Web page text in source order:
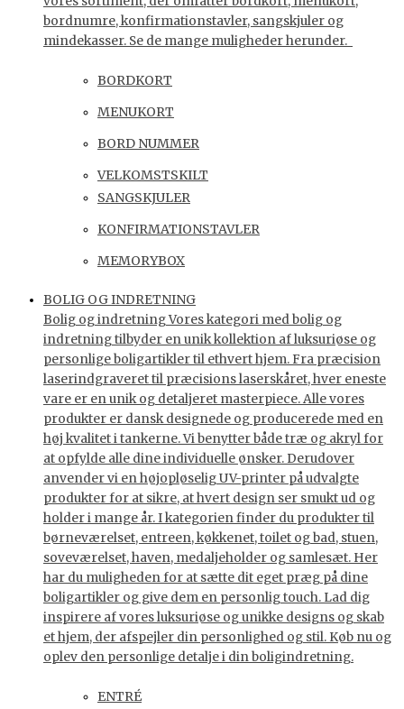
bordnumre, konfirmationstavler, sangskjuler og
mindekasser. Se de mange muligheder herunder.
BORDKORT
MENUKORT
BORD NUMMER
VELKOMSTSKILT
SANGSKJULER
KONFIRMATIONSTAVLER
MEMORYBOX
BOLIG OG INDRETNING
Bolig og indretning Vores kategori med bolig og
indretning tilbyder en unik kollektion af luksuriøse og
personlige boligartikler til ethvert hjem. Fra præcision
laserindgraveret til præcisions laserskåret, hver eneste
vare er en unik og detaljeret masterpiece. Alle vores
produkter er dansk designede og producerede med en
høj kvalitet i tankerne. Vi benytter både træ og akryl for
at opfylde alle dine individuelle ønsker. Derudover
anvender vi en højopløselig UV-printer på udvalgte
produkter for at sikre, at hvert design ser smukt ud og
holder i mange år. I kategorien finder du produkter til
børneværelset, entreen, køkkenet, toilet og bad, stuen,
soveværelset, haven, medaljeholder og samlesæt. Her
har du muligheden for at sætte dit eget præg på dine
boligartikler og give dem en personlig touch. Lad dig
inspirere af vores luksuriøse og unikke designs og skab
et hjem, der afspejler din personlighed og stil. Køb nu og
oplev den personlige detalje i din boligindretning.
ENTRÉ